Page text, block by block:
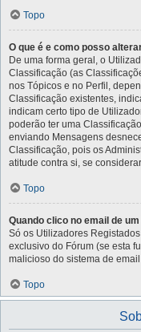
Topo
O que é e como posso
De uma forma geral, o
Classificação (as
nos Tópicos e no Perfil,
Classificação existentes,
indicam certo tipo de
poderão ter uma
enviando Mensagens
Classificação, pois os
atitude contra si, se
Topo
Quando clico no email de
Só os Utilizadores
exclusivo do Fórum (se esta
malicioso do sistema de
Topo